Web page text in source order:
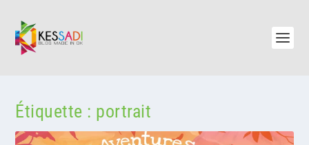
Étiquette : portrait